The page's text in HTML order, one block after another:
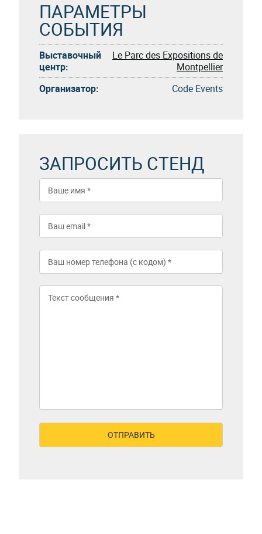
ПАРАМЕТРЫ
СОБЫТИЯ
Выставочный
центр:
Le Parc des Expositions de
Montpellier
Организатор:
Code Events
ЗАПРОСИТЬ СТЕНД